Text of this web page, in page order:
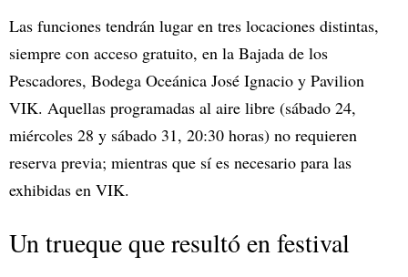
Las funciones tendrán lugar en tres locaciones distintas,
siempre con acceso gratuito, en la Bajada de los
Pescadores, Bodega Oceánica José Ignacio y Pavilion
VIK. Aquellas programadas al aire libre (sábado 24,
miércoles 28 y sábado 31, 20:30 horas) no requieren
reserva previa; mientras que sí es necesario para las
exhibidas en VIK.
Un trueque que resultó en festival